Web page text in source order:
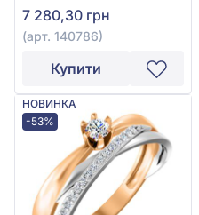
7 280,30 грн
(арт. 140786)
Купити
НОВИНКА
-53%